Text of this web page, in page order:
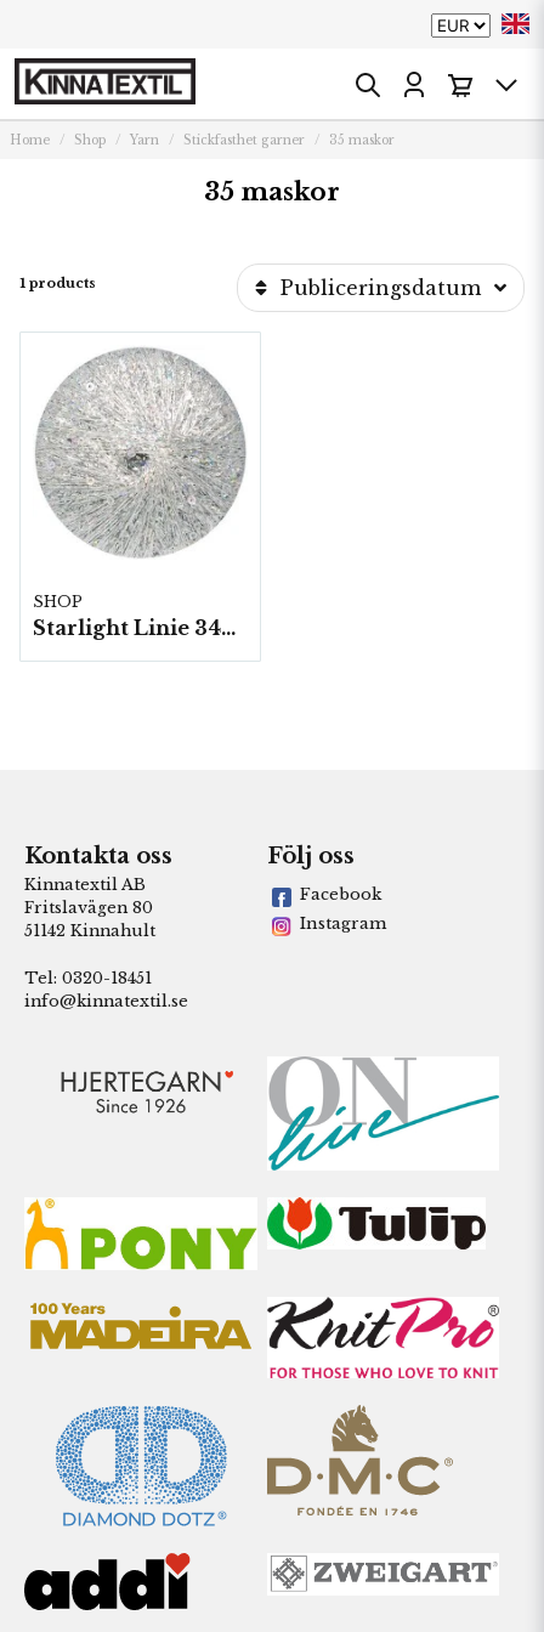
Home Shop Yarn Stickfasthet garner 35 maskor
35 maskor
1 products Publiceringsdatum
SHOP
Starlight Linie 344- 10 nystan á 25g./fp.
Kontakta oss
Kinnatextil AB
Fritslavägen 80
51142 Kinnahult
Tel: 0320-18451
info@kinnatextil.se
Följ oss
Facebook
Instagram